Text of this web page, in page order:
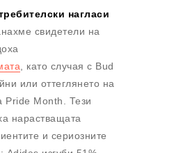
нагласи
свидетели на
, като случая с Bud
или оттеглянето на
Pride Month. Тези
нарастващата
и сериозните